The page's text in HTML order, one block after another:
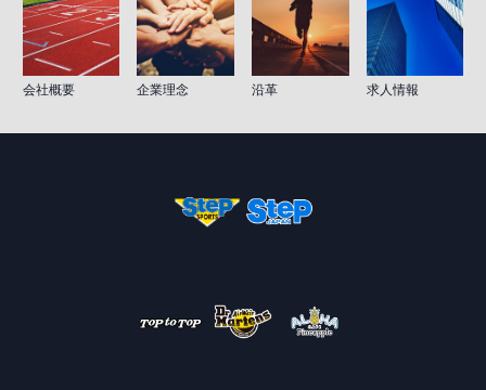
会社概要 企業理念 沿革 求人情報